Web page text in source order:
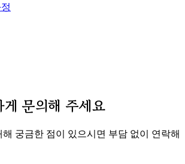
문의해 주세요
궁금한 점이 있으시면 부담 없이 연락해